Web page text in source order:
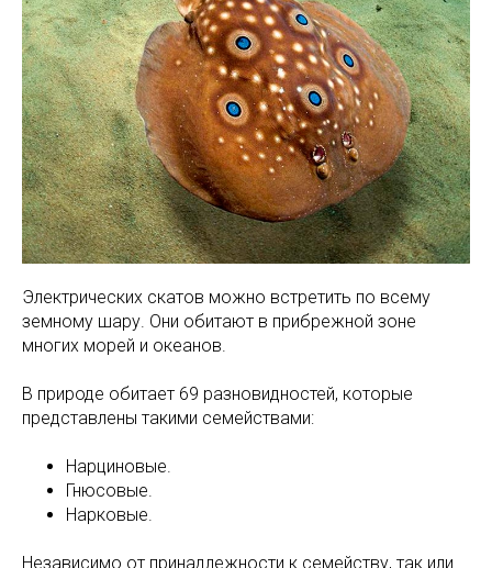
Электрических скатов можно встретить по всему
земному шару. Они обитают в прибрежной зоне
многих морей и океанов.
В природе обитает 69 разновидностей, которые
представлены такими семействами:
Нарциновые.
Гнюсовые.
Нарковые.
Независимо от принадлежности к семейству, так или